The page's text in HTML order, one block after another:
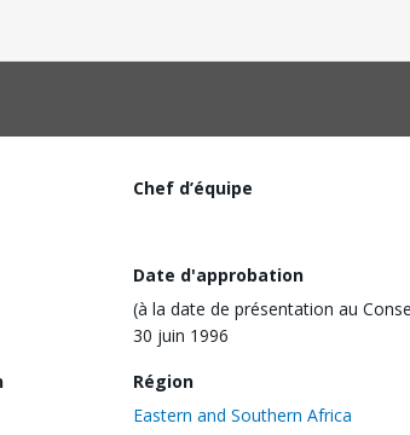
Chef d’équipe
Date d'approbation
(à la date de présentation au
30 juin 1996
Région
Eastern and Southern Africa